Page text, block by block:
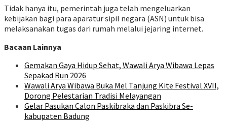
Tidak hanya itu, pemerintah juga telah mengeluarkan
kebijakan bagi para aparatur sipil negara (ASN) untuk bisa
melaksanakan tugas dari rumah melalui jejaring internet.
Bacaan Lainnya
Gemakan Gaya Hidup Sehat, Wawali Arya Wibawa Lepas
Sepakad Run 2026
Wawali Arya Wibawa Buka Mel Tanjung Kite Festival XVII,
Dorong Pelestarian Tradisi Melayangan
Gelar Pasukan Calon Paskibraka dan Paskibra Se-
kabupaten Badung